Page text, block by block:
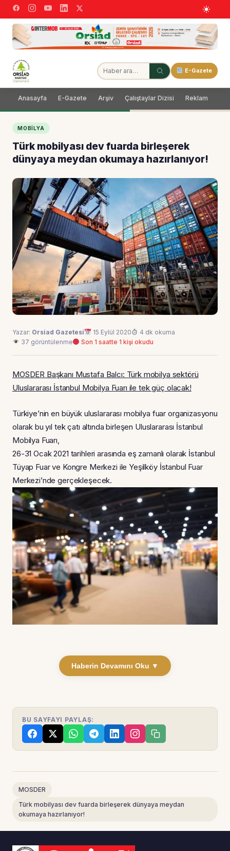
E-Gazete
Anasayfa E-Gazete Arşiv Çalıştaylar Dizisi Reklam
MOBILYA
Türk mobilyası dev fuarda birleşerek
dünyaya meydan okumaya hazırlanıyor!
Yazar: Orsiad Gazetesi 15 Eylül 2020
4 dk okuma
37 görüntülenme
Son 1 saatte 1 kişi okudu
MOSDER Başkanı Mustafa Balcı: Türk mobilya sektörü
Uluslararası İstanbul Mobilya Fuarı ile tek güç olacak!
Türkiye’nin en büyük uluslararası mobilya fuar organizasyonu
olarak bu yıl tek çatı altında birleşen Uluslararası İstanbul
Mobilya Fuarı,
26-31 Ocak 2021 tarihleri arasında eş zamanlı olarak İstanbul
Tüyap Fuar ve Kongre Merkezi ile Yeşilköy İstanbul Fuar
Merkezi’nde gerçekleşecek.
Haberin Devamını Oku ▼
BU SAYFAYI PAYLAŞ:
MOSDER
Türk mobilyası dev fuarda birleşerek dünyaya meydan
okumaya hazırlanıyor!